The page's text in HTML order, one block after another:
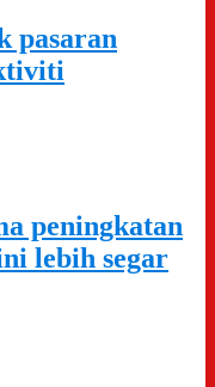
pasaran
peningkatan
lebih segar